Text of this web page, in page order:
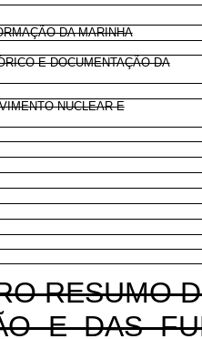
DA MARINHA
E DOCUMENTAÇÃO DA
NUCLEAR E
RESUMO
E DAS